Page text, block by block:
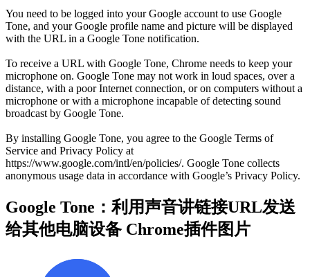
You need to be logged into your Google account to use Google
Tone, and your Google profile name and picture will be displayed
with the URL in a Google Tone notification.
To receive a URL with Google Tone, Chrome needs to keep your
microphone on. Google Tone may not work in loud spaces, over a
distance, with a poor Internet connection, or on computers without a
microphone or with a microphone incapable of detecting sound
broadcast by Google Tone.
By installing Google Tone, you agree to the Google Terms of
Service and Privacy Policy at
https://www.google.com/intl/en/policies/. Google Tone collects
anonymous usage data in accordance with Google’s Privacy Policy.
Google Tone：利用声音讲链接URL发送
给其他电脑设备 Chrome插件图片